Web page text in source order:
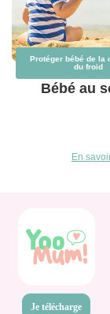
Protéger bébé de la
du froid
Bébé au
En
Je télécharge